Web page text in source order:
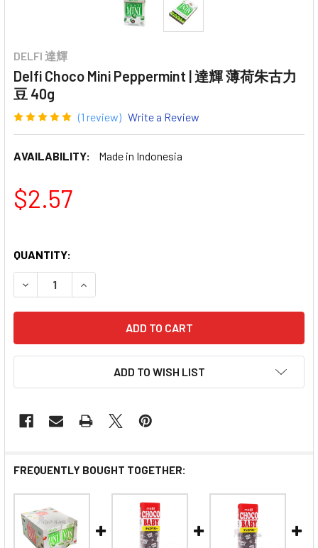
DELFI 達輝
Delfi Choco Mini Peppermint | 達輝 薄荷朱古力
豆 40g
(1 review) Write a Review
AVAILABILITY: Made in Indonesia
$2.57
QUANTITY:
DECREASE QUANTITY OF DELFI CHOCO MINI PEPPERMINT
INCREASE QUANTITY OF DELFI CHOCO MINI
ADD TO WISH LIST
FREQUENTLY BOUGHT TOGETHER: